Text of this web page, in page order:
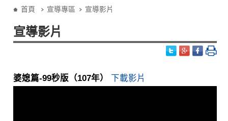
首頁 宣導專區 宣導影片
宣導影片
婆媳篇-99秒版（107年） 下載影片